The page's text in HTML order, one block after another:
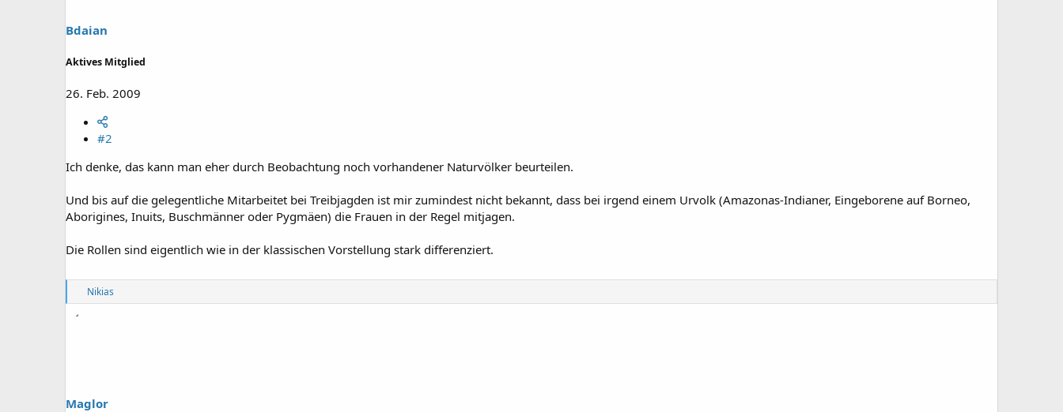
Bdaian
Aktives Mitglied
26. Feb. 2009
#2
Ich denke, das kann man eher durch Beobachtung noch vorhandener Naturvölker beurteilen.
Und bis auf die gelegentliche Mitarbeitet bei Treibjagden ist mir zumindest nicht bekannt, dass bei irgend einem Urvolk (Amazonas-Indianer, Eingeborene auf Borneo,
Aborigines, Inuits, Buschmänner oder Pygmäen) die Frauen in der Regel mitjagen.
Die Rollen sind eigentlich wie in der klassischen Vorstellung stark differenziert.
R
e
n
Nikias
Maglor